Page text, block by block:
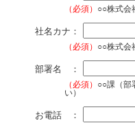
（必須） ○○株式会
社名カナ：
（必須） ○○株式会
部署名 ：
（必須） ○○課（部
い）
お電話 ：